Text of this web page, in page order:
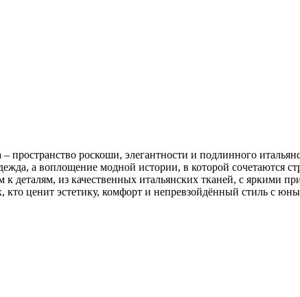
роскоши, элегантности и подлинного
а воплощение модной истории, в которой сочетаются
деталям, из качественных итальянских тканей, с яркими
ценит эстетику, комфорт и непревзойдённый стиль с